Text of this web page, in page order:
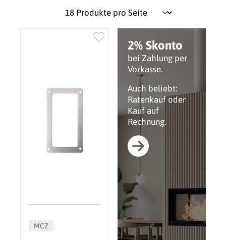
2% Skonto
bei Zahlung per
Vorkasse.
Auch beliebt:
Ratenkauf oder
Kauf auf
Rechnung.
MCZ